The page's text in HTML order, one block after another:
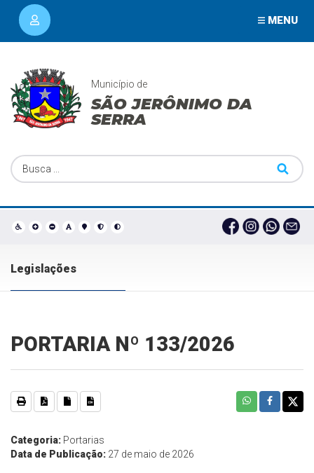
MENU
Município de
SÃO JERÔNIMO DA
SERRA
Legislações
PORTARIA Nº 133/2026
Categoria: Portarias
Data de Publicação: 27 de maio de 2026